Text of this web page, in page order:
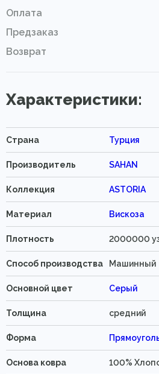
Оплата
Предзаказ
Возврат
Характеристики:
Страна Турция
Производитель SAHAN
Коллекция ASTORIA
Материал Вискоза
Плотность 2000000
Способ производства Машинный
Основной цвет Серый
Толщина средний
Форма
Основа ковра 100%